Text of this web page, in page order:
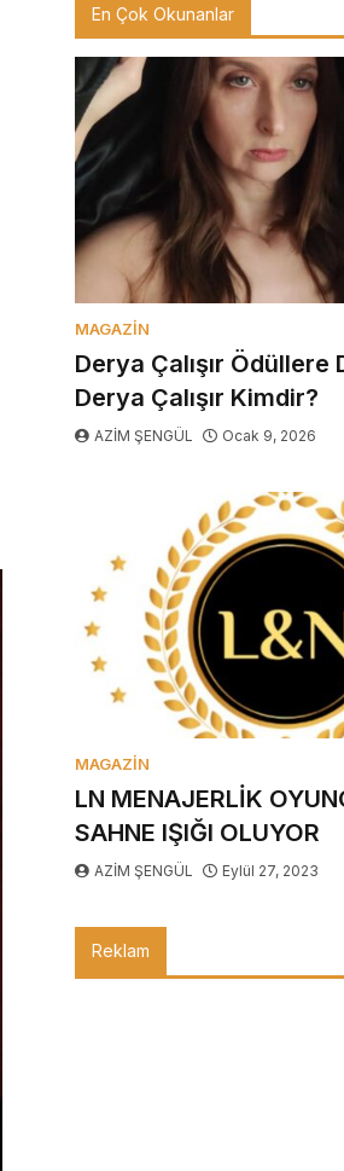
En Çok Okunanlar
MAGAZIN
Derya Çalışır Ödüllere
Derya Çalışır Kimdir?
AZİM ŞENGÜL Ocak 9, 2026
MAGAZIN
LN MENAJERLİK
SAHNE IŞIĞI OLUYOR
AZİM ŞENGÜL Eylül 27, 2023
Reklam